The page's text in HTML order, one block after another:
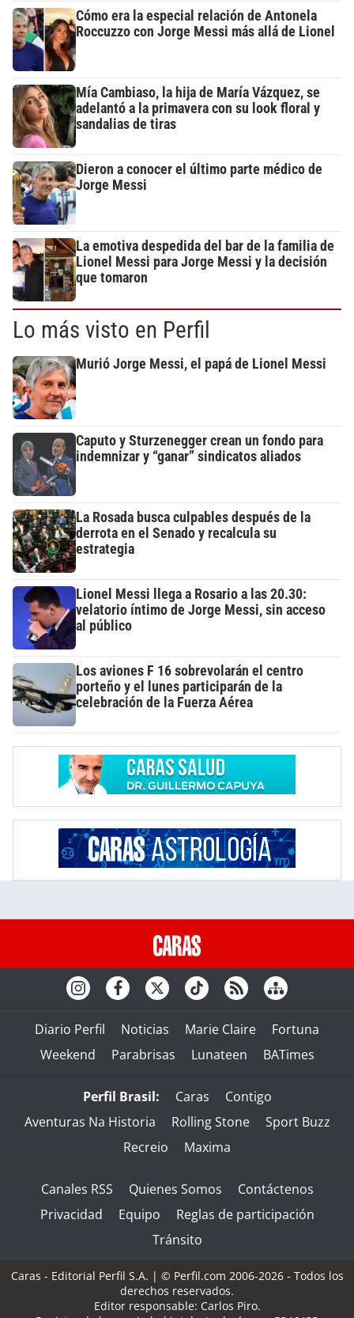
Cómo era la especial relación de Antonela
Roccuzzo con Jorge Messi más allá de Lionel
Mía Cambiaso, la hija de María Vázquez, se
adelantó a la primavera con su look floral y
sandalias de tiras
Dieron a conocer el último parte médico de
Jorge Messi
La emotiva despedida del bar de la familia de
Lionel Messi para Jorge Messi y la decisión
que tomaron
Lo más visto en Perfil
Murió Jorge Messi, el papá de Lionel Messi
Caputo y Sturzenegger crean un fondo para
indemnizar y “ganar” sindicatos aliados
La Rosada busca culpables después de la
derrota en el Senado y recalcula su
estrategia
Lionel Messi llega a Rosario a las 20.30:
velatorio íntimo de Jorge Messi, sin acceso
al público
Los aviones F 16 sobrevolarán el centro
porteño y el lunes participarán de la
celebración de la Fuerza Aérea
Diario Perfil Noticias Marie Claire
Fortuna
Weekend
Parabrisas Lunateen BATimes
Perfil Brasil: Caras
Contigo
Aventuras Na Historia
Rolling Stone
Sport Buzz
Recreio
Maxima
Canales RSS Quienes Somos
Contáctenos
Privacidad
Equipo
Reglas de participación
Tránsito
Caras - Editorial Perfil S.A. | © Perfil.com 2006-2026 - Todos los
derechos reservados.
Editor responsable: Carlos Piro.